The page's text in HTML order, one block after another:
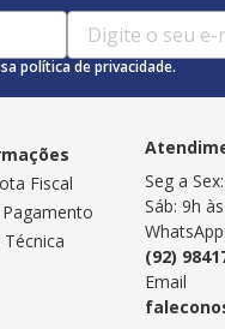
política de privacidade.
Fiscal
Seg a
Sáb: 9h
WhatsApp:
(92)
Email